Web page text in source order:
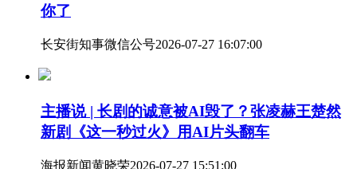
你了
长安街知事微信公号2026-07-27 16:07:00
主播说 | 长剧的诚意被AI毁了？张凌赫王楚然
新剧《这一秒过火》用AI片头翻车
海报新闻黄晓荣2026-07-27 15:51:00